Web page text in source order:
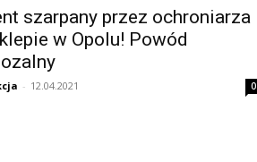
szarpany przez ochroniarza
w Opolu! Powód
- 12.04.2021 0